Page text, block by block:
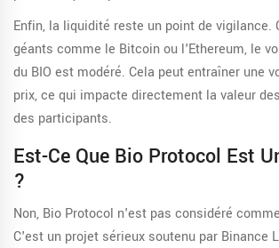
Enfin, la liquidité reste un point de vigilance.
géants comme le Bitcoin ou l'Ethereum, le
du BIO est modéré. Cela peut entraîner une
prix, ce qui impacte directement la valeur
des participants.
Est-Ce Que Bio Protocol Est
?
Non, Bio Protocol n'est pas considéré
C'est un projet sérieux soutenu par Binance